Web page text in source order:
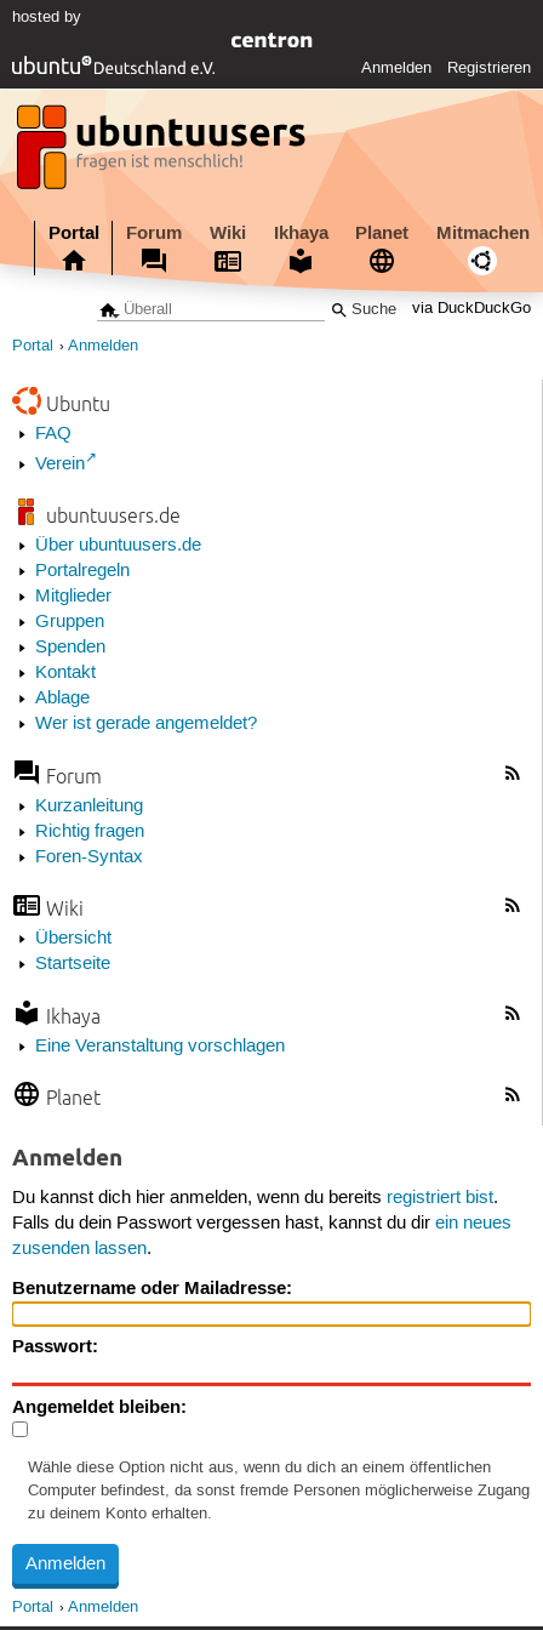
hosted by
Anmelden Registrieren
Portal Forum Wiki Ikhaya Planet Mitmachen
via DuckDuckGo
Portal Anmelden
Ubuntu
FAQ
Verein
ubuntuusers.de
Über ubuntuusers.de
Portalregeln
Mitglieder
Gruppen
Spenden
Kontakt
Ablage
Wer ist gerade angemeldet?
Forum
Kurzanleitung
Richtig fragen
Foren-Syntax
Wiki
Übersicht
Startseite
Ikhaya
Eine Veranstaltung vorschlagen
Planet
Anmelden
Du kannst dich hier anmelden, wenn du bereits registriert bist.
Falls du dein Passwort vergessen hast, kannst du dir ein neues
zusenden lassen.
Benutzername oder Mailadresse:
Passwort:
Angemeldet bleiben:
Wähle diese Option nicht aus, wenn du dich an einem öffentlichen
Computer befindest, da sonst fremde Personen möglicherweise Zugang
zu deinem Konto erhalten.
Portal Anmelden